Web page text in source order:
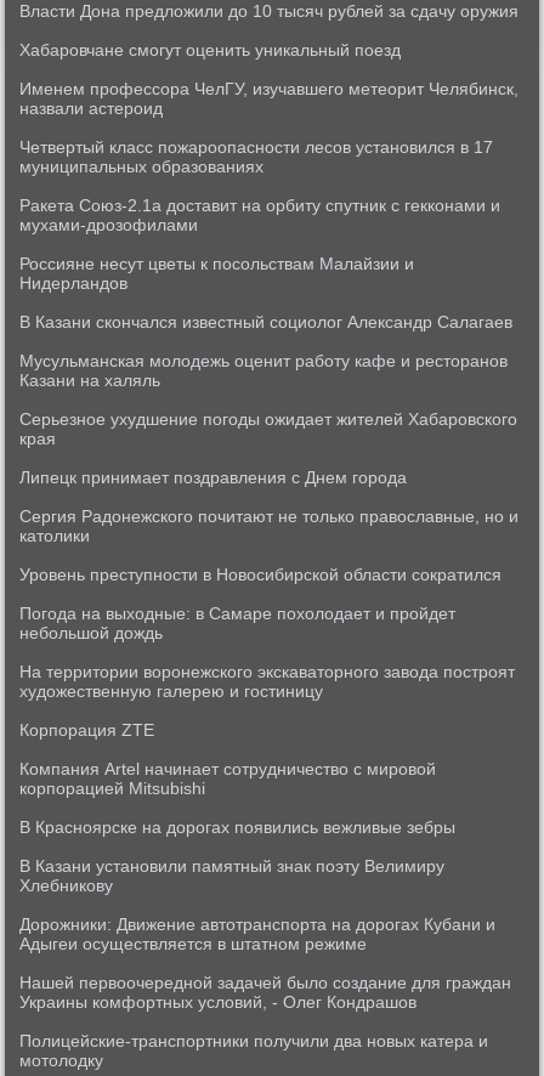
Власти Дона предложили до 10 тысяч рублей за сдачу оружия
Хабаровчане смогут оценить уникальный поезд
Именем профессора ЧелГУ, изучавшего метеорит Челябинск,
назвали астероид
Четвертый класс пожароопасности лесов установился в 17
муниципальных образованиях
Ракета Союз-2.1а доставит на орбиту спутник с гекконами и
мухами-дрозофилами
Россияне несут цветы к посольствам Малайзии и
Нидерландов
В Казани скончался известный социолог Александр Салагаев
Мусульманская молодежь оценит работу кафе и ресторанов
Казани на халяль
Серьезное ухудшение погоды ожидает жителей Хабаровского
края
Липецк принимает поздравления с Днем города
Сергия Радонежского почитают не только православные, но и
католики
Уровень преступности в Новосибирской области сократился
Погода на выходные: в Самаре похолодает и пройдет
небольшой дождь
На территории воронежского экскаваторного завода построят
художественную галерею и гостиницу
Корпорация ZTE
Компания Artel начинает сотрудничество с мировой
корпорацией Mitsubishi
В Красноярске на дорогах появились вежливые зебры
В Казани установили памятный знак поэту Велимиру
Хлебникову
Дорожники: Движение автотранспорта на дорогах Кубани и
Адыгеи осуществляется в штатном режиме
Нашей первоочередной задачей было создание для граждан
Украины комфортных условий, - Олег Кондрашов
Полицейские-транспортники получили два новых катера и
мотолодку